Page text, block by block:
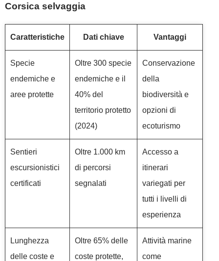
Corsica selvaggia
Caratteristiche Dati chiave Vantaggi
Specie
endemiche e
aree protette
Oltre 300 specie
endemiche e il
40% del
territorio protetto
(2024)
Conservazione
della
biodiversità e
opzioni di
ecoturismo
Sentieri
escursionistici
certificati
Oltre 1.000 km
di percorsi
segnalati
Accesso a
itinerari
variegati per
tutti i livelli di
esperienza
Lunghezza
delle coste e
Oltre 65% delle
coste protette,
Attività marine
come